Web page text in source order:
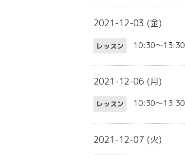
2021-12-03 (金)
レッスン 10:30～13:30
2021-12-06 (月)
レッスン 10:30～13:30
2021-12-07 (火)